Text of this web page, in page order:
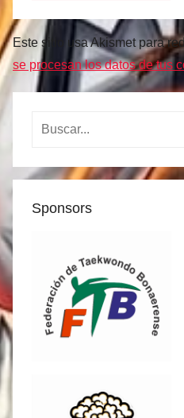
Este sitio usa Akismet para
se procesan los datos de tus
Buscar:
Sponsors